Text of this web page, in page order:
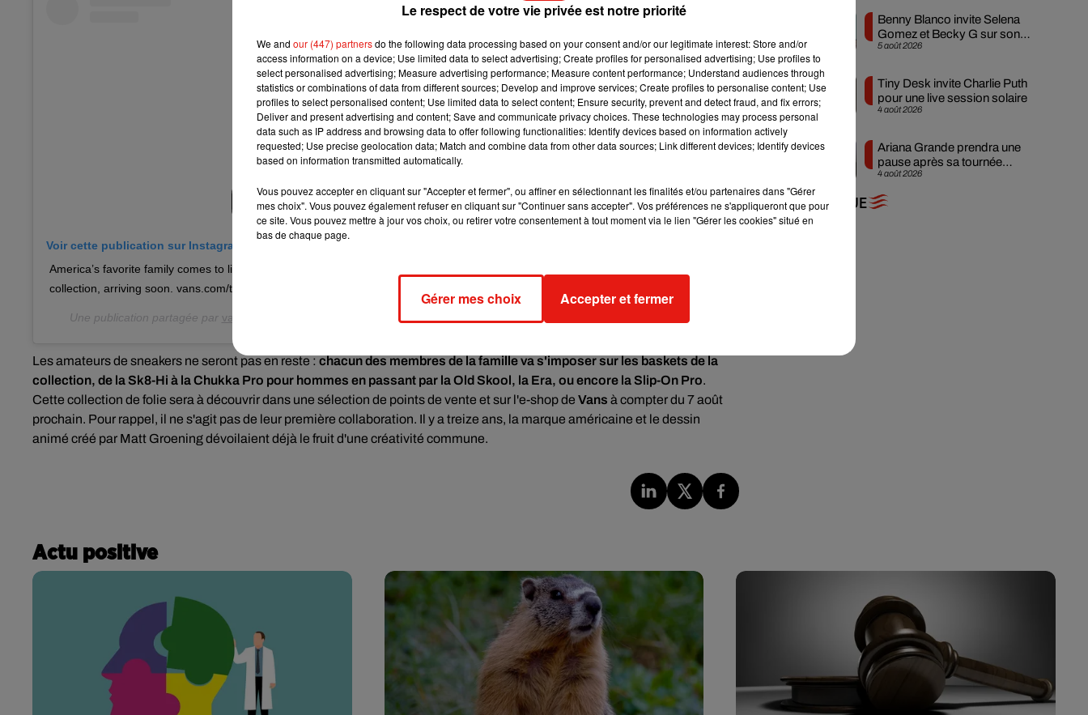
Voir cette publication sur Instagram
America’s favorite family comes to life in the new The Simpsons x Vans
collection, arriving soon. vans.com/thesimpsons
Une publication partagée par vans 3 Août 2020 à 9 :02 PDT
Les amateurs de sneakers ne seront pas en reste : chacun des membres de la famille va s'imposer sur les baskets de la
collection, de la Sk8-Hi à la Chukka Pro pour hommes en passant par la Old Skool, la Era, ou encore la Slip-On Pro.
Cette collection de folie sera à découvrir dans une sélection de points de vente et sur l'e-shop de Vans à compter du 7 août
prochain. Pour rappel, il ne s'agit pas de leur première collaboration. Il y a treize ans, la marque américaine et le dessin
animé créé par Matt Groening dévoilaient déjà le fruit d'une créativité commune.
5 août 2026
Benny Blanco invite Selena
Gomez et Becky G sur son
nouveau single
4 août 2026
Tiny Desk invite Charlie Puth
pour une live session solaire
4 août 2026
Ariana Grande prendra une
pause après sa tournée
mondiale
+ DE MUSIQUE
Actu positive
Le respect de votre vie privée est notre priorité
We and our (447) partnersdo the following data processing based on your consent and/or our legitimate interest: Store and/or
access information on a device; Use limited data to select advertising; Create profiles for personalised advertising; Use profiles to
select personalised advertising; Measure advertising performance; Measure content performance; Understand audiences through
statistics or combinations of data from different sources; Develop and improve services; Create profiles to personalise content; Use
profiles to select personalised content; Use limited data to select content; Ensure security, prevent and detect fraud, and fix errors;
Deliver and present advertising and content; Save and communicate privacy choices. These technologies may process personal
data such as IP address and browsing data to offer following functionalities: Identify devices based on information actively
requested; Use precise geolocation data; Match and combine data from other data sources; Link different devices; Identify devices
based on information transmitted automatically.
Vous pouvez accepter en cliquant sur "Accepter et fermer", ou affiner en sélectionnant les finalités et/ou partenaires dans "Gérer
mes choix". Vous pouvez également refuser en cliquant sur "Continuer sans accepter". Vos préférences ne s'appliqueront que pour
ce site. Vous pouvez mettre à jour vos choix, ou retirer votre consentement à tout moment via le lien "Gérer les cookies" situé en
bas de chaque page.
Gérer mes choix Accepter et fermer